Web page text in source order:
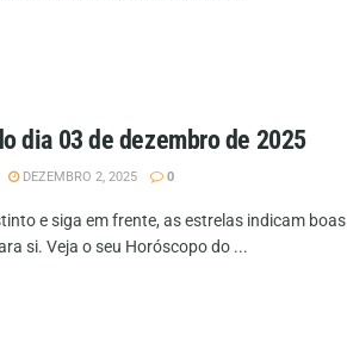
dia 03 de dezembro de 2025
DEZEMBRO 2, 2025 0
e siga em frente, as estrelas indicam boas
si. Veja o seu Horóscopo do ...